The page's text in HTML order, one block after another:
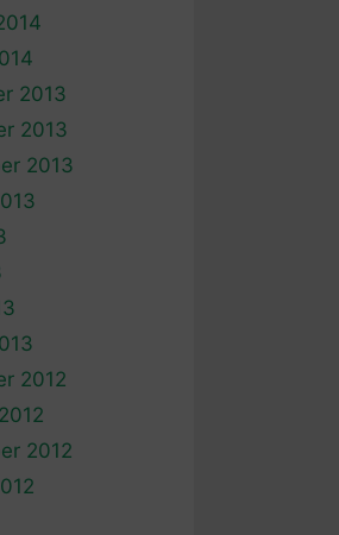
2013
2013
2013
2012
2012